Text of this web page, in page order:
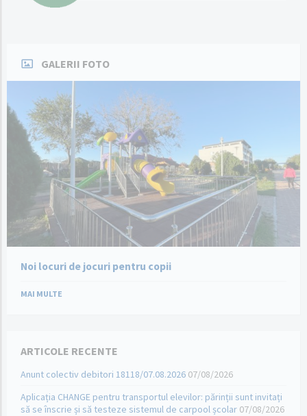
GALERII FOTO
Noi locuri de jocuri pentru copii
MAI MULTE
ARTICOLE RECENTE
Anunt colectiv debitori 18118/07.08.2026 07/08/2026
Aplicația CHANGE pentru transportul elevilor: părinții sunt invitați
să se înscrie și să testeze sistemul de carpool școlar 07/08/2026